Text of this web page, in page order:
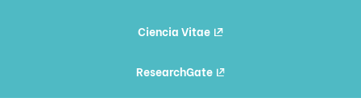
Ciencia Vitae
ResearchGate